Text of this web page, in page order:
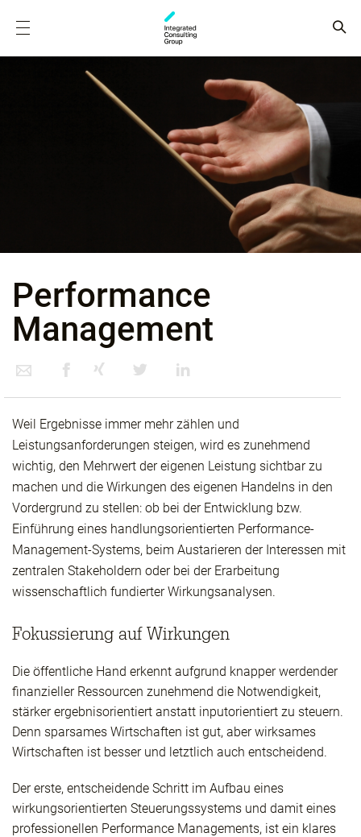
Performance
Management
Weil Ergebnisse immer mehr zählen und
Leistungsanforderungen steigen, wird es zunehmend
wichtig, den Mehrwert der eigenen Leistung sichtbar zu
machen und die Wirkungen des eigenen Handelns in den
Vordergrund zu stellen: ob bei der Entwicklung bzw.
Einführung eines handlungsorientierten Performance-
Management-Systems, beim Austarieren der Interessen mit
zentralen Stakeholdern oder bei der Erarbeitung
wissenschaftlich fundierter Wirkungsanalysen.
Fokussierung auf Wirkungen
Die öffentliche Hand erkennt aufgrund knapper werdender
finanzieller Ressourcen zunehmend die Notwendigkeit,
stärker ergebnisorientiert anstatt inputorientiert zu steuern.
Denn sparsames Wirtschaften ist gut, aber wirksames
Wirtschaften ist besser und letztlich auch entscheidend.
Der erste, entscheidende Schritt im Aufbau eines
wirkungsorientierten Steuerungssystems und damit eines
professionellen Performance Managements, ist ein klares